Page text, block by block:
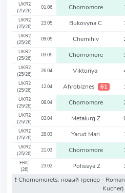
UKR2
(25/26)
01.06 Chornomore
UKR2
(25/26)
23.05 Bukovyna C
UKR2
(25/26)
09.05 Chernihiv
UKR2
(25/26)
03.05 Chornomore
UKR2
(25/26)
26.04 Viktoriya
UKR2
(25/26)
12.04 Ahrobiznes 61
UKR2
(25/26)
08.04 Chornomore
UKR2
(25/26)
03.04 Metalurg Z
UKR2
(25/26)
28.03 Yarud Mari
UKR2
(25/26)
21.03 Chornomore
FRIC
(26)
23.02 Polissya Z
❗️ Chornomorets: новый тренер -
Kucher)